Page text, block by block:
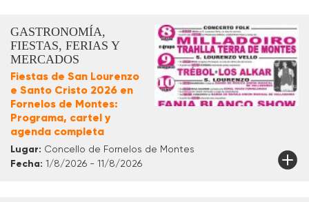
GASTRONOMÍA,
FIESTAS, FERIAS Y
MERCADOS
Fiestas de San Lourenzo
e Santo Cristo 2026 en
Fornelos de Montes:
Programa, cartel y
agenda completa
Lugar: Concello de Fornelos de Montes
Fecha: 1/8/2026 - 11/8/2026